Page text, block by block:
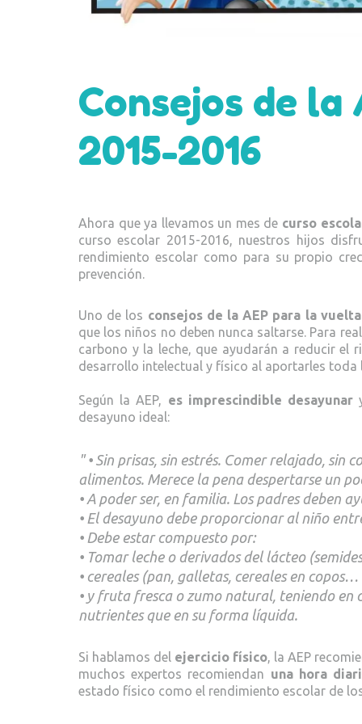
Consejos de la
2015-2016
Ahora que ya llevamos un mes de curso
curso escolar 2015-2016, nuestros hijos
rendimiento escolar como para su propio
prevención.
Uno de los consejos de la AEP para la
que los niños no deben nunca saltarse. Para
carbono y la leche, que ayudarán a reducir el
desarrollo intelectual y físico al aportarles toda
Según la AEP, es imprescindible desayunar
desayuno ideal:
• Sin prisas, sin estrés. Comer relajado,
alimentos. Merece la pena despertarse un
• A poder ser, en familia. Los padres deben
• El desayuno debe proporcionar al niño
• Debe estar compuesto por:
• Tomar leche o derivados del lácteo
• cereales (pan, galletas, cereales en
• y fruta fresca o zumo natural, teniendo en
nutrientes que en su forma líquida.
Si hablamos del ejercicio físico, la AEP
muchos expertos recomiendan una hora
estado físico como el rendimiento escolar de